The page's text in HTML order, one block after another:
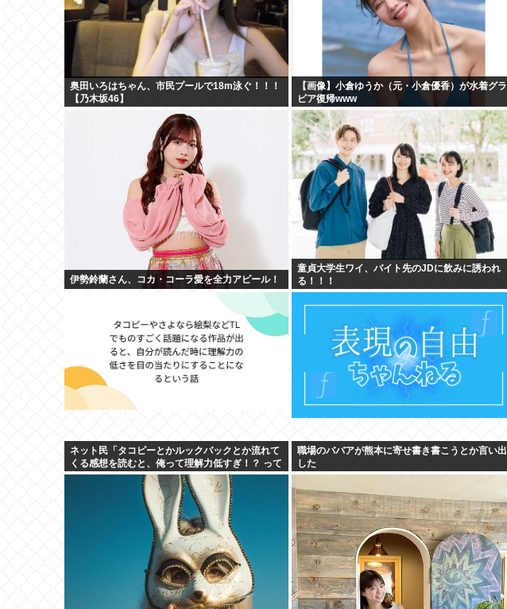
奥田いろはちゃん、市民プールで18m泳ぐ！！！
【乃木坂46】
【画像】小倉ゆうか（元・小倉優香）が水着グラ
ビア復帰www
伊勢鈴蘭さん、コカ・コーラ愛を全力アピール！
童貞大学生ワイ、バイト先のJDに飲みに誘われ
る！！！
ネット民「タコピーとかルックバックとか流れて
くる感想を読むと、俺って理解力低すぎ！？ って
超凹む。つらい」
職場のババアが熊本に寄せ書き書こうとか言い出
した